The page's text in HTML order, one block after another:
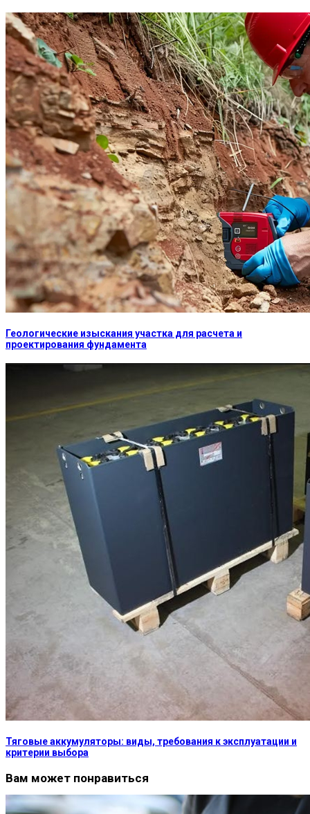
Геологические изыскания участка для расчета и
проектирования фундамента
Тяговые аккумуляторы: виды, требования к эксплуатации и
критерии выбора
Вам может понравиться